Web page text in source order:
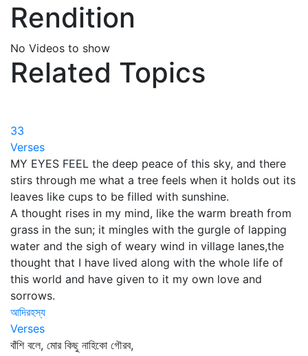
Rendition
No Videos to show
Related Topics
33
Verses
MY EYES FEEL the deep peace of this sky, and there
stirs through me what a tree feels when it holds out its
leaves like cups to be filled with sunshine.
A thought rises in my mind, like the warm breath from
grass in the sun; it mingles with the gurgle of lapping
water and the sigh of weary wind in village lanes,the
thought that I have lived along with the whole life of
this world and have given to it my own love and
sorrows.
আদিরহস্য
Verses
বাঁশি বলে, মোর কিছু নাহিকো গৌরব,